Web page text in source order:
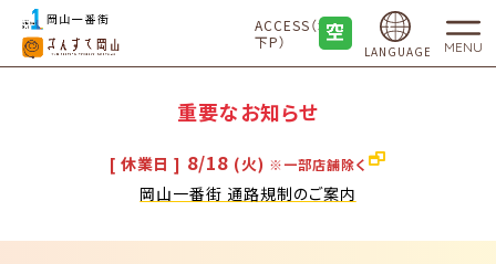
ACCESS（地
下P）
LANGUAGE MENU
重要なお知らせ
[ 休業日 ] 8/18 (火) ※一部店舗除く
岡山一番街 通路規制のご案内